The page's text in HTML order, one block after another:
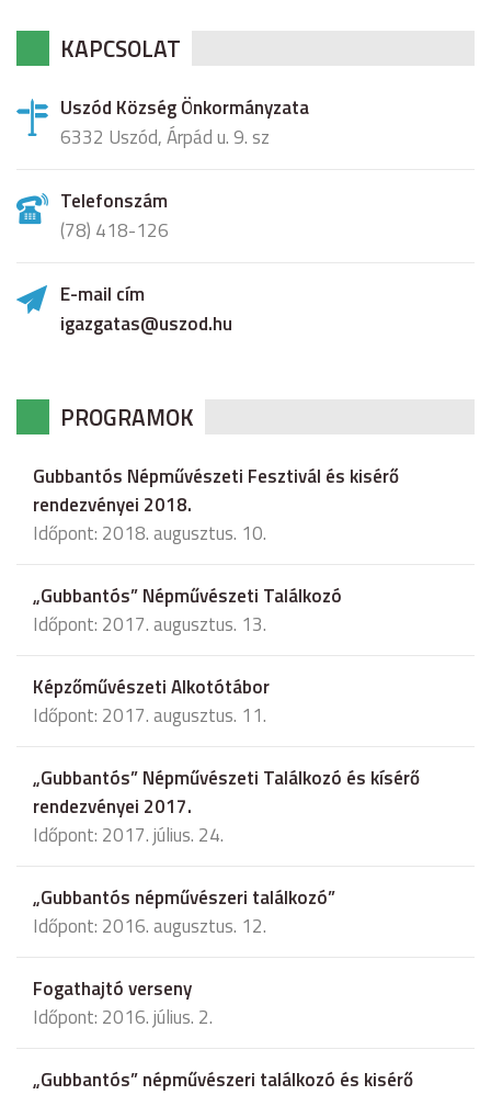
KAPCSOLAT
Uszód Község Önkormányzata
6332 Uszód, Árpád u. 9. sz
Telefonszám
(78) 418-126
E-mail cím
igazgatas@uszod.hu
PROGRAMOK
Gubbantós Népművészeti Fesztivál és kisérő
rendezvényei 2018.
Időpont: 2018. augusztus. 10.
„Gubbantós” Népművészeti Találkozó
Időpont: 2017. augusztus. 13.
Képzőművészeti Alkotótábor
Időpont: 2017. augusztus. 11.
„Gubbantós” Népművészeti Találkozó és kísérő
rendezvényei 2017.
Időpont: 2017. július. 24.
„Gubbantós népművészeri találkozó”
Időpont: 2016. augusztus. 12.
Fogathajtó verseny
Időpont: 2016. július. 2.
„Gubbantós” népművészeri találkozó és kisérő